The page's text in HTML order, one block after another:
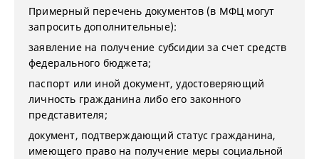
Примерный перечень документов (в МФЦ могут
запросить дополнительные):
заявление на получение субсидии за счет средств
федерального бюджета;
паспорт или иной документ, удостоверяющий
личность гражданина либо его законного
представителя;
документ, подтверждающий статус гражданина,
имеющего право на получение меры социальной